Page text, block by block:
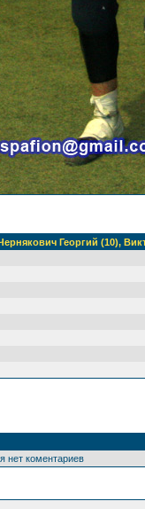
Георгий (10),
нет коментариев